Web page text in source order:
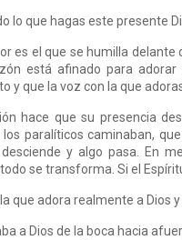
lo que hagas este presente
es el que se humilla delante
está afinado para
y que la voz con la que
hace que su presencia
paralíticos caminaban,
desciende y algo pasa. En
se transforma. Si el
que adora realmente a Dios
a Dios de la boca hacia